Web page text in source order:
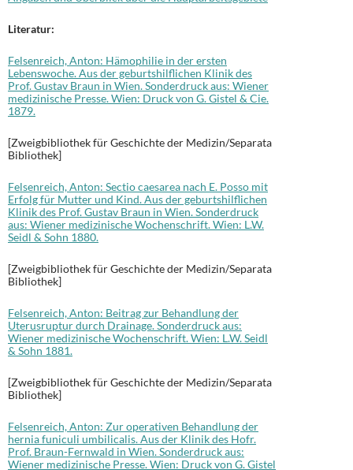
Literatur:
Felsenreich, Anton: Hämophilie in der ersten
Lebenswoche. Aus der geburtshilflichen Klinik des
Prof. Gustav Braun in Wien. Sonderdruck aus: Wiener
medizinische Presse. Wien: Druck von G. Gistel & Cie.
1879.
[Zweigbibliothek für Geschichte der Medizin/Separata
Bibliothek]
Felsenreich, Anton: Sectio caesarea nach E. Posso mit
Erfolg für Mutter und Kind. Aus der geburtshilflichen
Klinik des Prof. Gustav Braun in Wien. Sonderdruck
aus: Wiener medizinische Wochenschrift. Wien: L.W.
Seidl & Sohn 1880.
[Zweigbibliothek für Geschichte der Medizin/Separata
Bibliothek]
Felsenreich, Anton: Beitrag zur Behandlung der
Uterusruptur durch Drainage. Sonderdruck aus:
Wiener medizinische Wochenschrift. Wien: L.W. Seidl
& Sohn 1881.
[Zweigbibliothek für Geschichte der Medizin/Separata
Bibliothek]
Felsenreich, Anton: Zur operativen Behandlung der
hernia funiculi umbilicalis. Aus der Klinik des Hofr.
Prof. Braun-Fernwald in Wien. Sonderdruck aus:
Wiener medizinische Presse. Wien: Druck von G. Gistel